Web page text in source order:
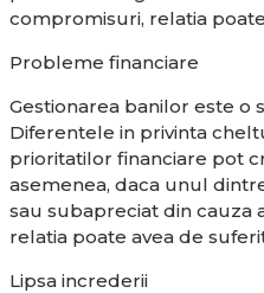
compromisuri, relatia
Probleme financiare
Gestionarea banilor este o
Diferentele in privinta
prioritatilor financiare pot
asemenea, daca unul
sau subapreciat din cauza
relatia poate avea de
Lipsa increderii